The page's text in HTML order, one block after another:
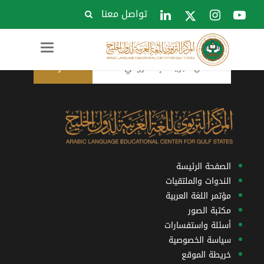
تواصل معنا
Toggle
الاشتراك في النشرة البريدية
الصفحة الرئيسة
الندوات والملتقيات
مؤتمر اللغة العربية
مكتبة الصور
أسئلة واستفسارات
سياسة الخصوصية
خريطة الموقع